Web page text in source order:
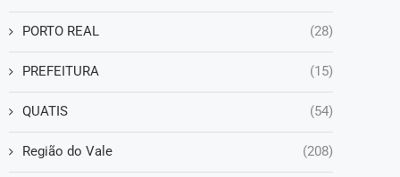
PORTO REAL (28)
PREFEITURA (15)
QUATIS (54)
Região do Vale (208)